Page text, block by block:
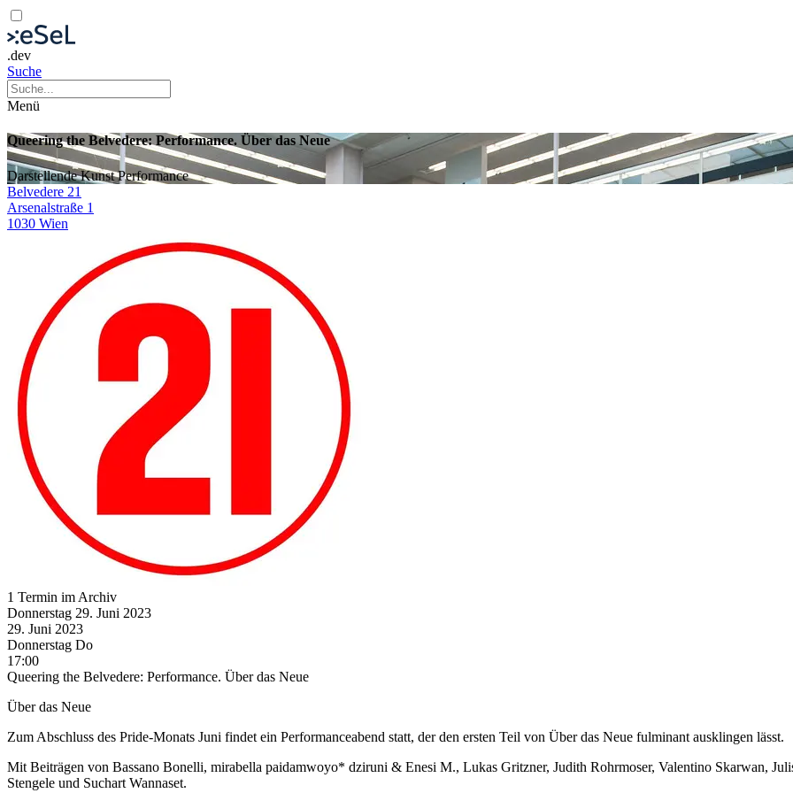
.dev
Suche
Menü
Queering the Belvedere: Performance. Über das Neue
Darstellende KunstPerformance
Belvedere 21
Arsenalstraße 1
1030 Wien
1 Termin im Archiv
Donnerstag 29. Juni 2023
29. Juni 2023
Donnerstag Do
17:00
Queering the Belvedere: Performance. Über das Neue
Über das Neue
Zum Abschluss des Pride-Monats Juni findet ein Performanceabend statt, der den ersten Teil von Über das Neue fulminant ausklingen lässt.
Mit Beiträgen von Bassano Bonelli, mirabella paidamwoyo* dziruni & Enesi M., Lukas Gritzner, Judith Rohrmoser, Valentino Skarwan,
Stengele und Suchart Wannaset.